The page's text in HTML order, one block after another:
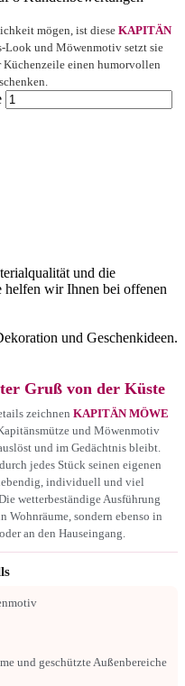
mögen, ist diese KAPITÄN
Look und Möwenmotiv setzt sie
Küchenzeile einen humorvollen
und die
helfen wir Ihnen bei offenen
Gruß von der Küste
zeichnen KAPITÄN MÖWE
und Möwenmotiv
und im Gedächtnis bleibt.
jedes Stück seinen eigenen
individuell und viel
wetterbeständige Ausführung
Wohnräume, sondern ebenso in
an den Hauseingang.
und geschützte Außenbereiche